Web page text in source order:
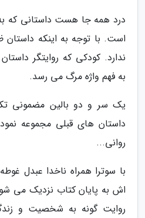
درد همه جا هست داستانی که
است. با توجه به اینکه
ندارد. کودکی که روایتگر
به فهم واژه مرگ می رسد.
یک سر و دو بالین مضمونی
داستان های قبلی مجموعه
روانی...
با سوترا همراه ناخدا عبدل
اش به پایان کتاب نزدیک می
روایت گونه به شخصیت و